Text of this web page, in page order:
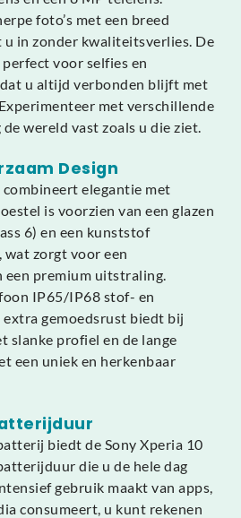
foto’s met een breed
in zonder kwaliteitsverlies. De
voor selfies en
u altijd verbonden blijft met
met verschillende
wereld vast zoals u die ziet.
Design
combineert elegantie met
is voorzien van een glazen
6) en een kunststof
zorgt voor een
een premium uitstraling.
IP65/IP68 stof- en
gemoedsrust biedt bij
slanke profiel en de lange
een uniek en herkenbaar
biedt de Sony Xperia 10
die u de hele dag
gebruik maakt van apps,
consumeert, u kunt rekenen